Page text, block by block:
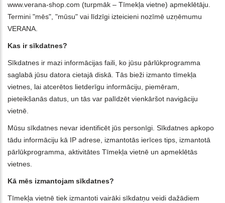
www.verana-shop.com (turpmāk – Tīmekļa vietne) apmeklētāju.
Termini "mēs", "mūsu" vai līdzīgi izteicieni nozīmē uzņēmumu
VERANA.
Kas ir sīkdatnes?
Sīkdatnes ir mazi informācijas faili, ko jūsu pārlūkprogramma
saglabā jūsu datora cietajā diskā. Tās bieži izmanto tīmekļa
vietnes, lai atcerētos lietderīgu informāciju, piemēram,
pieteikšanās datus, un tās var palīdzēt vienkāršot navigāciju
vietnē.
Mūsu sīkdatnes nevar identificēt jūs personīgi. Sīkdatnes apkopo
tādu informāciju kā IP adrese, izmantotās ierīces tips, izmantotā
pārlūkprogramma, aktivitātes Tīmekļa vietnē un apmeklētās
vietnes.
Kā mēs izmantojam sīkdatnes?
Tīmekļa vietnē tiek izmantoti vairāki sīkdatņu veidi dažādiem